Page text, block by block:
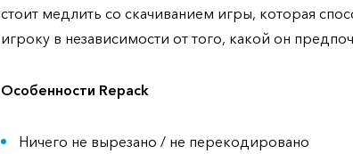
стоит медлить со скачиванием игры, которая
игроку в независимости от того, какой он
Особенности Repack
Ничего не вырезано / не перекодировано